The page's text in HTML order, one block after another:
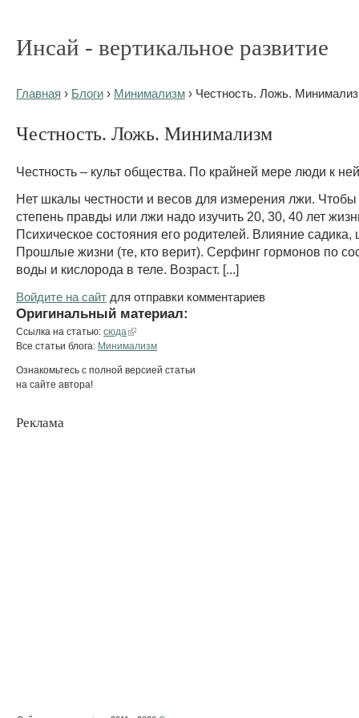
Инсай - вертикальное развитие
Главная › Блоги › Минимализм › Честность. Ложь.
Честность. Ложь. Минимализм
Честность – культ общества. По крайней мере люди к
Нет шкалы честности и весов для измерения лжи. Чтобы
степень правды или лжи надо изучить 20, 30, 40 лет
Психическое состояния его родителей. Влияние
Прошлые жизни (те, кто верит). Серфинг гормонов по
воды и кислорода в теле. Возраст. [...]
Войдите на сайт для отправки комментариев
Оригинальный материал:
Ссылка на статью: сюда
Все статьи блога: Минимализм
Ознакомьтесь с полной версией статьи
на сайте автора!
Реклама